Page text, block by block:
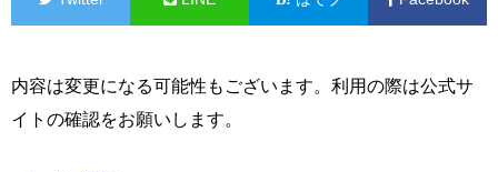
内容は変更になる可能性もございます。利用の際は公式サ
イトの確認をお願いします。